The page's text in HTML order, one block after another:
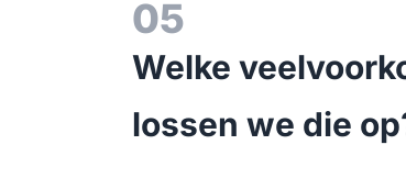
05
Welke
lossen we die